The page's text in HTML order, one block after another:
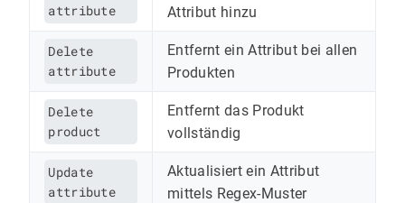
attribute
Attribut hinzu
Delete
attribute
Entfernt ein Attribut bei allen
Produkten
Delete
product
Entfernt das Produkt
vollständig
Update
attribute
Aktualisiert ein Attribut
mittels Regex-Muster